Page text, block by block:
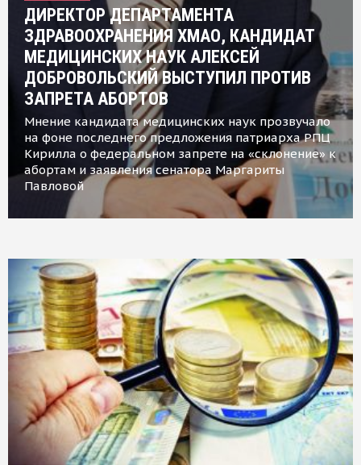
ДИРЕКТОР ДЕПАРТАМЕНТА
ЗДРАВООХРАНЕНИЯ ХМАО, КАНДИДАТ
МЕДИЦИНСКИХ НАУК АЛЕКСЕЙ
ДОБРОВОЛЬСКИЙ ВЫСТУПИЛ ПРОТИВ
ЗАПРЕТА АБОРТОВ
Мнение кандидата медицинских наук прозвучало
на фоне последнего предложения патриарха РПЦ
Кирилла о федеральном запрете на «склонение» к
абортам и заявления сенатора Маргариты
Павловой